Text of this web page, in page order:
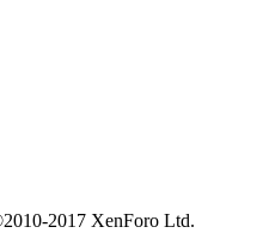
2017 XenForo Ltd.